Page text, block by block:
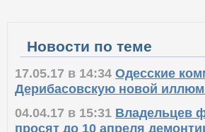
Новости по теме
17.05.17 в 14:34 Одесские
Дерибасовскую новой
04.04.17 в 15:31 Владельцев